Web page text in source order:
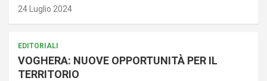
24 Luglio 2024
EDITORIALI
VOGHERA: NUOVE OPPORTUNITÀ PER IL
TERRITORIO